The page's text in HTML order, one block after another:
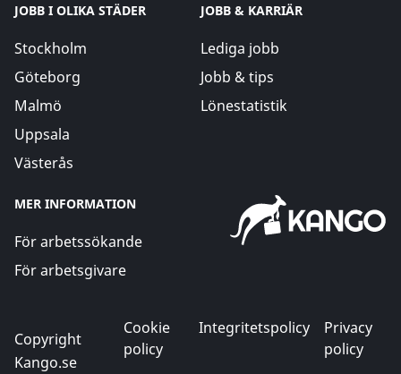
JOBB I OLIKA STÄDER
Stockholm
Göteborg
Malmö
Uppsala
Västerås
JOBB & KARRIÄR
Lediga jobb
Jobb & tips
Lönestatistik
MER INFORMATION
För arbetssökande
För arbetsgivare
Copyright
Kango.se
Cookie
policy
Integritetspolicy
Privacy
policy